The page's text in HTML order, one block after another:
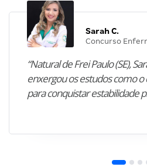
Sarah C.
Concurso
“Natural de Frei Paulo (SE),
enxergou os estudos como
para conquistar estabilidade